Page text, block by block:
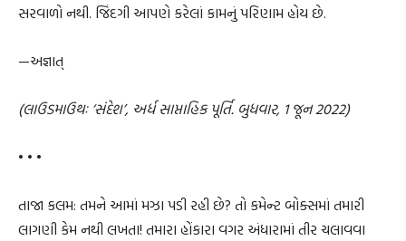
સરવાળો નથી. જિંદગી આપણે કરેલાં કામનું પરિણામ હોય છે.
—અજ્ઞાત્
(લાઉડમાઉથઃ ‘સંદેશ’, અર્ધ સાપ્તાહિક પૂર્તિ. બુધવાર, 1 જૂન 2022)
• • •
તાજા કલમ: તમને આમાં મઝા પડી રહી છે? તો કમેન્ટ બોક્સમાં તમારી
લાગણી કેમ નથી લખતા! તમારા હોંકારા વગર અંધારામાં તીર ચલાવવા